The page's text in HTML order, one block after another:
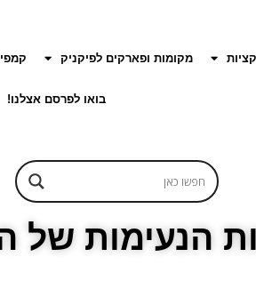
מקומות ופארקים לפיקניק
בואו לפרסם אצלנו!
הנעימות של